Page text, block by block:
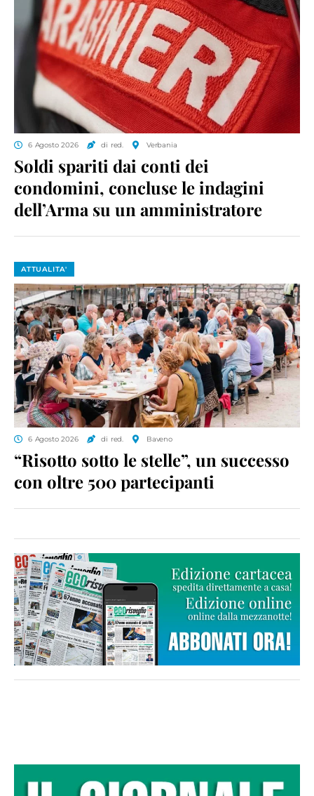
6 Agosto 2026 di red. Verbania
Soldi spariti dai conti dei
condomini, concluse le indagini
dell’Arma su un amministratore
ATTUALITA'
6 Agosto 2026 di red. Baveno
“Risotto sotto le stelle”, un successo
con oltre 500 partecipanti